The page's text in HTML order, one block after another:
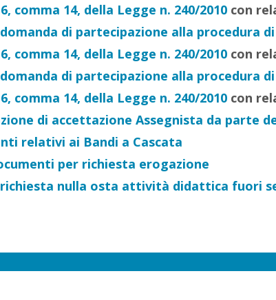
comma 14, della Legge n. 240/2010 con
di partecipazione alla procedura
comma 14, della Legge n. 240/2010 con
di partecipazione alla procedura
comma 14, della Legge n. 240/2010 con
di accettazione Assegnista da parte
relativi ai Bandi a Cascata
per richiesta erogazione
nulla osta attività didattica fuori